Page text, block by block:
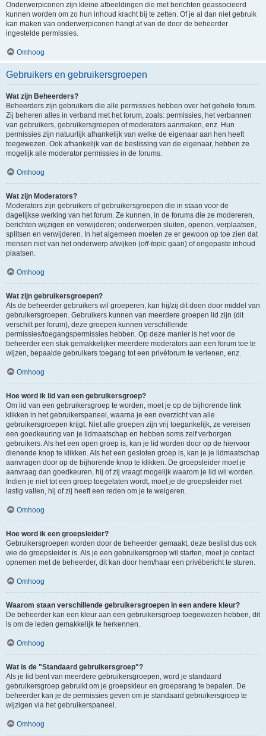
Onderwerpiconen zijn kleine afbeeldingen die met berichten geassocieerd
kunnen worden om zo hun inhoud kracht bij te zetten. Of je al dan niet gebruik
kan maken van onderwerpiconen hangt af van de door de beheerder
ingestelde permissies.
Omhoog
Gebruikers en gebruikersgroepen
Wat zijn Beheerders?
Beheerders zijn gebruikers die alle permissies hebben over het gehele forum.
Zij beheren alles in verband met het forum, zoals: permissies, het verbannen
van gebruikers, gebruikersgroepen of moderators aanmaken, enz. Hun
permissies zijn natuurlijk afhankelijk van welke de eigenaar aan hen heeft
toegewezen. Ook afhankelijk van de beslissing van de eigenaar, hebben ze
mogelijk alle moderator permissies in de forums.
Omhoog
Wat zijn Moderators?
Moderators zijn gebruikers of gebruikersgroepen die in staan voor de
dagelijkse werking van het forum. Ze kunnen, in de forums die ze modereren,
berichten wijzigen en verwijderen; onderwerpen sluiten, openen, verplaatsen,
splitsen en verwijderen. In het algemeen moeten ze er gewoon op toe zien dat
mensen niet van het onderwerp afwijken (off-topic gaan) of ongepaste inhoud
plaatsen.
Omhoog
Wat zijn gebruikersgroepen?
Als de beheerder gebruikers wil groeperen, kan hij/zij dit doen door middel van
gebruikersgroepen. Gebruikers kunnen van meerdere groepen lid zijn (dit
verschilt per forum), deze groepen kunnen verschillende
permissies/toegangspermissies hebben. Op deze manier is het voor de
beheerder een stuk gemakkelijker meerdere moderators aan een forum toe te
wijzen, bepaalde gebruikers toegang tot een privéforum te verlenen, enz.
Omhoog
Hoe word ik lid van een gebruikersgroep?
Om lid van een gebruikersgroep te worden, moet je op de bijhorende link
klikken in het gebruikerspaneel, waarna je een overzicht van alle
gebruikersgroepen krijgt. Niet alle groepen zijn vrij toegankelijk, ze vereisen
een goedkeuring van je lidmaatschap en hebben soms zelf verborgen
gebruikers. Als het een open groep is, kan je lid worden door op de hiervoor
dienende knop te klikken. Als het een gesloten groep is, kan je je lidmaatschap
aanvragen door op de bijhorende knop te klikken. De groepsleider moet je
aanvraag dan goedkeuren, hij of zij vraagt mogelijk waarom je lid wil worden.
Indien je niet tot een groep toegelaten wordt, moet je de groepsleider niet
lastig vallen, hij of zij heeft een reden om je te weigeren.
Omhoog
Hoe word ik een groepsleider?
Gebruikersgroepen worden door de beheerder gemaakt, deze beslist dus ook
wie de groepsleider is. Als je een gebruikersgroep wil starten, moet je contact
opnemen met de beheerder, dit kan door hem/haar een privébericht te sturen.
Omhoog
Waarom staan verschillende gebruikersgroepen in een andere kleur?
De beheerder kan een kleur aan een gebruikersgroep toegewezen hebben, dit
is om de leden gemakkelijk te herkennen.
Omhoog
Wat is de "Standaard gebruikersgroep"?
Als je lid bent van meerdere gebruikersgroepen, word je standaard
gebruikersgroep gebruikt om je groepskleur en groepsrang te bepalen. De
beheerder kan je de permissies geven om je standaard gebruikersgroep te
wijzigen via het gebruikerspaneel.
Omhoog